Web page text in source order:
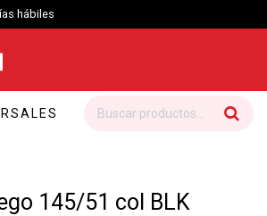
hábiles
145/51 col BLK